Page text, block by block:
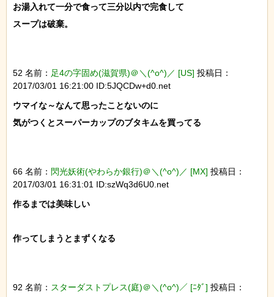
お湯入れて一分で食って三分以内で完食して
スープは破棄。
52 名前： 足4の字固め(滋賀県)＠＼(^o^)／ [US] 投稿日：
2017/03/01 16:21:00 ID:5JQCDw+d0.net
ウマイな～なんて思ったことないのに
気がつくとスーパーカップのブタキムを買ってる
66 名前： 閃光妖術(やわらか銀行)＠＼(^o^)／ [MX] 投稿日：
2017/03/01 16:31:01 ID:szWq3d6U0.net
作るまでは美味しい
作ってしまうとまずくなる
92 名前： スターダストプレス(庭)＠＼(^o^)／ [ﾆﾀﾞ] 投稿日：